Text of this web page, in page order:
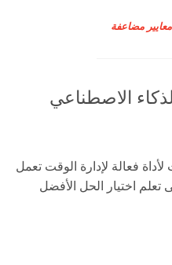
مضاعفة
الاصطناعي
فعالة لإدارة الوقت تعمل
اختيار الحل الأفضل